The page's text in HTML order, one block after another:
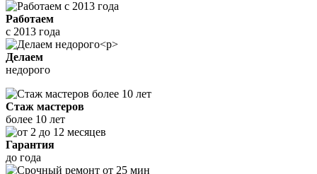
Работаем
с 2013 года
Делаем
недорого
Стаж мастеров
более 10 лет
Гарантия
до года